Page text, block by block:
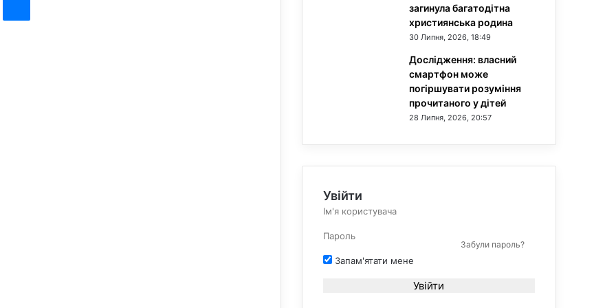
загинула багатодітна
християнська родина
30 Липня, 2026, 18:49
Дослідження: власний
смартфон може
погіршувати розуміння
прочитаного у дітей
28 Липня, 2026, 20:57
Увійти
Забули пароль?
Запам'ятати мене
Увійти